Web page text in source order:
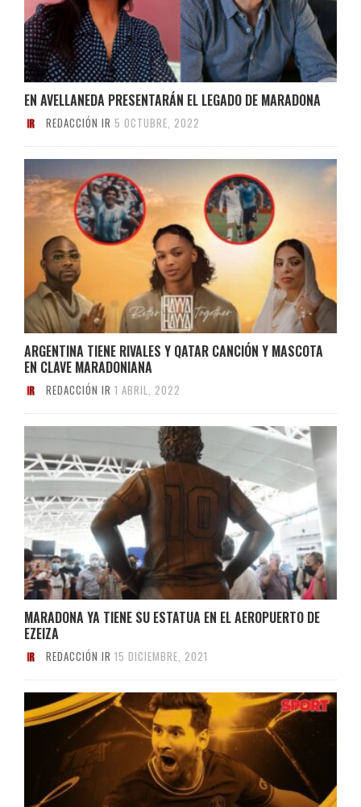
EN AVELLANEDA PRESENTARÁN EL LEGADO DE MARADONA
REDACCIÓN IR 5 OCTUBRE, 2022
ARGENTINA TIENE RIVALES Y QATAR CANCIÓN Y MASCOTA
EN CLAVE MARADONIANA
REDACCIÓN IR 1 ABRIL, 2022
MARADONA YA TIENE SU ESTATUA EN EL AEROPUERTO DE
EZEIZA
REDACCIÓN IR 15 DICIEMBRE, 2021